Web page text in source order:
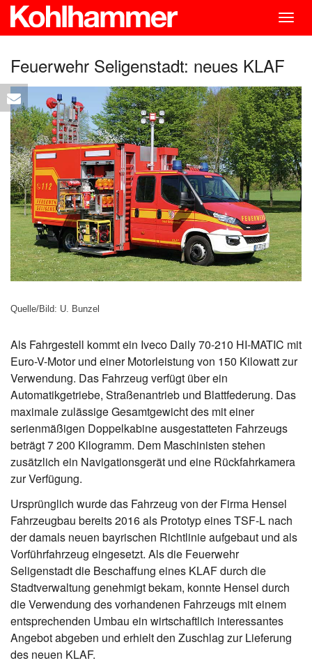
Feuerwehr Seligenstadt: neues KLAF
Quelle/Bild: U. Bunzel
Als Fahrgestell kommt ein Iveco Daily 70-210 HI-MATIC mit
Euro-V-Motor und einer Motorleistung von 150 Kilowatt zur
Verwendung. Das Fahrzeug verfügt über ein
Automatikgetriebe, Straßenantrieb und Blattfederung. Das
maximale zulässige Gesamtgewicht des mit einer
serienmäßigen Doppelkabine ausgestatteten Fahrzeugs
beträgt 7 200 Kilogramm. Dem Maschinisten stehen
zusätzlich ein Navigationsgerät und eine Rückfahrkamera
zur Verfügung.
Ursprünglich wurde das Fahrzeug von der Firma Hensel
Fahrzeugbau bereits 2016 als Prototyp eines TSF-L nach
der damals neuen bayrischen Richtlinie aufgebaut und als
Vorführfahrzeug eingesetzt. Als die Feuerwehr
Seligenstadt die Beschaffung eines KLAF durch die
Stadtverwaltung genehmigt bekam, konnte Hensel durch
die Verwendung des vorhandenen Fahrzeugs mit einem
entsprechenden Umbau ein wirtschaftlich interessantes
Angebot abgeben und erhielt den Zuschlag zur Lieferung
des neuen KLAF.